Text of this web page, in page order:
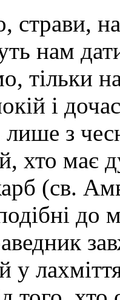
страви,
нам
тільки
і
лише з
хто має
(св.
до
у